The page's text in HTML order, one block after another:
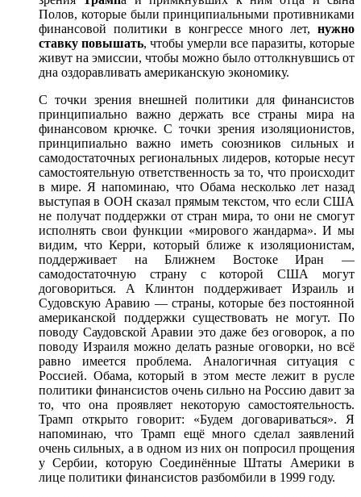
Полов, которые были принципиальными противниками
финансовой политики в конгрессе много лет, нужно
ставку повышать, чтобы умерли все паразиты, которые
живут на эмиссии, чтобы можно было оттолкнувшись от
дна оздоравливать американскую экономику.
С точки зрения внешней политики для финансистов
принципиально важно держать все страны мира на
финансовом крючке. С точки зрения изоляционистов,
принципиально важно иметь союзников сильных и
самодостаточных региональных лидеров, которые несут
самостоятельную ответственность за то, что происходит
в мире. Я напоминаю, что Обама несколько лет назад
выступая в ООН сказал прямым текстом, что если США
не получат поддержки от стран мира, то они не смогут
исполнять свои функции «мирового жандарма». И мы
видим, что Керри, который ближе к изоляционистам,
поддерживает на Ближнем Востоке Иран —
самодостаточную страну с которой США могут
договориться. А Клинтон поддерживает Израиль и
Судовскую Аравию — страны, которые без постоянной
американской поддержки существовать не могут. По
поводу Саудовской Аравии это даже без оговорок, а по
поводу Израиля можно делать разные оговорки, но всё
равно имеется проблема. Аналогичная ситуация с
Россией. Обама, который в этом месте лежит в русле
политики финансистов очень сильно на Россию давит за
то, что она проявляет некоторую самостоятельность.
Трамп открыто говорит: «Будем договариваться». Я
напоминаю, что Трамп ещё много сделал заявлений
очень сильных, а в одном из них он попросил прощения
у Сербии, которую Соединённые Штаты Америки в
лице политики финансистов разбомбили в 1999 году.